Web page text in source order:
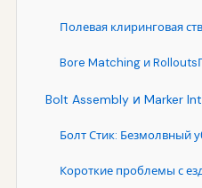
Полевая клиринговая
Bore Matching и
Bolt Assembly и Marker
Болт Стик: Безмолвный
Короткие проблемы с